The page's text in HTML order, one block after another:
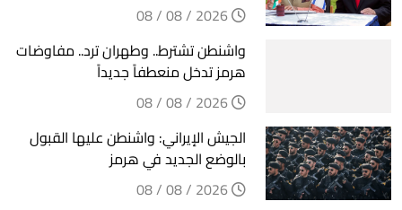
واشنطن تشترط.. وطهران ترد.. مفاوضات
هرمز تدخل منعطفاً جديداً
الجيش الإيراني: واشنطن عليها القبول
بالوضع الجديد في هرمز